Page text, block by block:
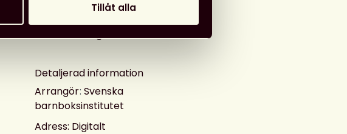
Tillåt alla
Detaljerad information
Arrangör: Svenska
barnboksinstitutet
Adress: Digitalt